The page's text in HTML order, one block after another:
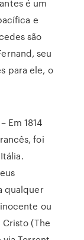
é um
e
são
seu
para ele, o
Em 1814
foi
qualquer
ou
(The